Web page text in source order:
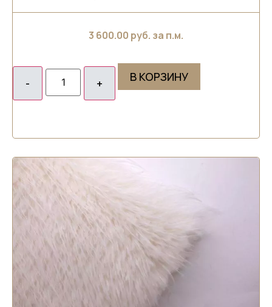
3 600.00 руб. за п.м.
В КОРЗИНУ